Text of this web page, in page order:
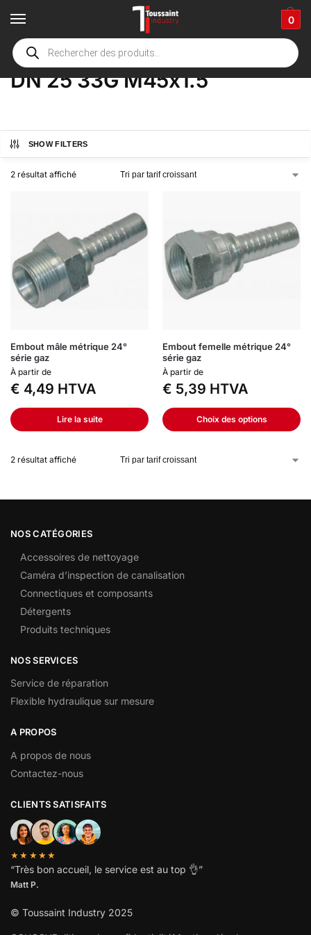
0
Accueil boutique / Product Options
DN 25 33G M45x1.5
SHOW FILTERS
2 résultat affiché
Embout mâle métrique 24°
série gaz
À partir de
€ 4,49 HTVA
Lire la suite
Embout femelle métrique 24°
série gaz
À partir de
€ 5,39 HTVA
Choix des options
2 résultat affiché
NOS CATÉGORIES
Accessoires de nettoyage
Caméra d’inspection de canalisation
Connectiques et composants
Détergents
Produits techniques
NOS SERVICES
Service de réparation
Flexible hydraulique sur mesure
A PROPOS
A propos de nous
Contactez-nous
CLIENTS SATISFAITS
★★★★★
“Très bon accueil, le service est au top 👌”
Matt P.
© Toussaint Industry 2025